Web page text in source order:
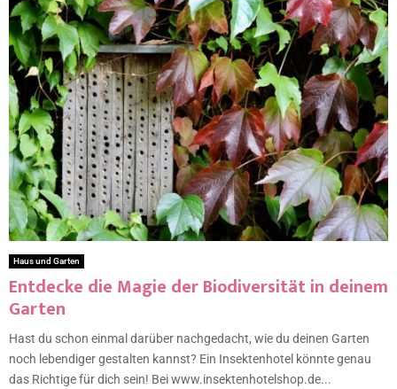
Haus und Garten
Entdecke die Magie der Biodiversität in deinem
Garten
Hast du schon einmal darüber nachgedacht, wie du deinen Garten
noch lebendiger gestalten kannst? Ein Insektenhotel könnte genau
das Richtige für dich sein! Bei www.insektenhotelshop.de...